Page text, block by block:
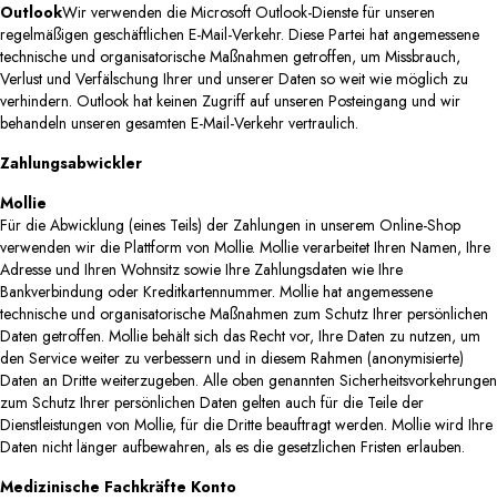
OutlookWir verwenden die Microsoft Outlook-Dienste für unseren
regelmäßigen geschäftlichen E-Mail-Verkehr. Diese Partei hat angemessene
technische und organisatorische Maßnahmen getroffen, um Missbrauch,
Verlust und Verfälschung Ihrer und unserer Daten so weit wie möglich zu
verhindern. Outlook hat keinen Zugriff auf unseren Posteingang und wir
behandeln unseren gesamten E-Mail-Verkehr vertraulich.
Zahlungsabwickler
Mollie
Für die Abwicklung (eines Teils) der Zahlungen in unserem Online-Shop
verwenden wir die Plattform von Mollie. Mollie verarbeitet Ihren Namen, Ihre
Adresse und Ihren Wohnsitz sowie Ihre Zahlungsdaten wie Ihre
Bankverbindung oder Kreditkartennummer. Mollie hat angemessene
technische und organisatorische Maßnahmen zum Schutz Ihrer persönlichen
Daten getroffen. Mollie behält sich das Recht vor, Ihre Daten zu nutzen, um
den Service weiter zu verbessern und in diesem Rahmen (anonymisierte)
Daten an Dritte weiterzugeben. Alle oben genannten Sicherheitsvorkehrungen
zum Schutz Ihrer persönlichen Daten gelten auch für die Teile der
Dienstleistungen von Mollie, für die Dritte beauftragt werden. Mollie wird Ihre
Daten nicht länger aufbewahren, als es die gesetzlichen Fristen erlauben.
Medizinische Fachkräfte Konto